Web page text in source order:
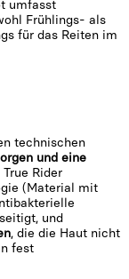
umfasst
Frühlings- als
für das Reiten im
technischen
und eine
Rider
(Material mit
und
, die die Haut nicht
fest